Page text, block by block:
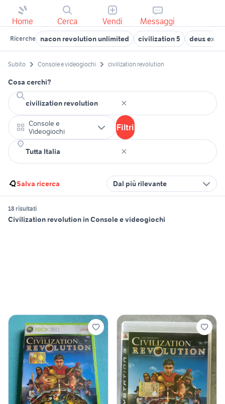
Home Cerca Vendi Messaggi
Ricerche nacon revolution unlimited civilization 5 deus ex
Subito Console e videogiochi civilization revolution
Cosa cerchi?
Console e
Videogiochi
Filtri
Salva ricerca Dal più rilevante
18 risultati
Civilization revolution in Console e videogiochi